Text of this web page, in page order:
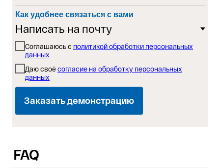
Как удобнее связаться с вами
Соглашаюсь с политикой обработки персональных
данных
Даю своёсогласие на обработку персональных
данных
Заказать демонстрацию
FAQ